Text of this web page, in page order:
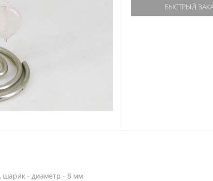
БЫСТРЫЙ
шарик - диаметр - 8 мм